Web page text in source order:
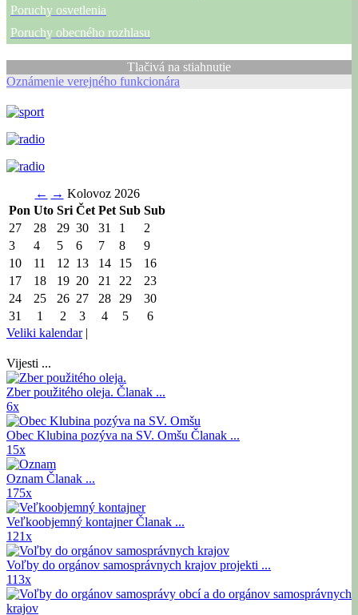
Poruchy osvetlenia
Poruchy obecného rozhlasu
Tlačivá na stiahnutie
Oznámenie verejného funkcionára
← → Kolovoz 2026
Pon Uto Sri Čet Pet Sub Sub
27
28 29 30 31 1
2
3
4 5 6 7 8
9
10
11 12 13 14 15
16
17
18 19 20 21 22
23
24
25 26 27 28 29
30
31
1 2 3 4 5
6
Veliki kalendar|
Vijesti ...
Zber použitého oleja. Članak ...
6x
Obec Klubina pozýva na SV. Omšu Članak ...
15x
Oznam Članak ...
175x
Veľkoobjemný kontajnerČlanak ...
121x
Voľby do orgánov samosprávnych krajov projekti ...
113x